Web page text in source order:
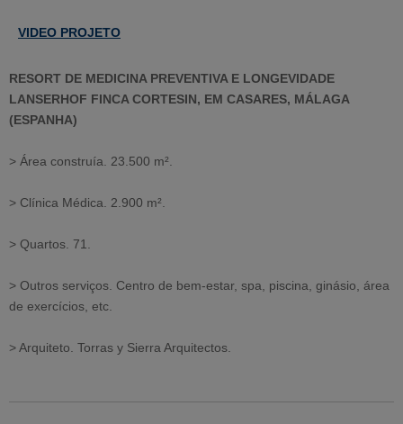
VIDEO PROJETO
RESORT DE MEDICINA PREVENTIVA E LONGEVIDADE
LANSERHOF FINCA CORTESIN, EM CASARES, MÁLAGA
(ESPANHA)
> Área construía. 23.500 m².
> Clínica Médica. 2.900 m².
> Quartos. 71.
> Outros serviços. Centro de bem-estar, spa, piscina, ginásio, área
de exercícios, etc.
> Arquiteto. Torras y Sierra Arquitectos.